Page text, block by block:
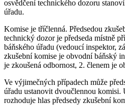
osvědčení technického dozoru
úřadu.
Komise je tříčlenná. Předsedou
technický dozor je předseda místně
báňského úřadu (vedoucí inspektor,
zkušební komise je obvodní báňský
je zkoušená odbornost, 2. členem je
Ve výjimečných případech může
úřadu ustanovit dvoučlennou
rozhoduje hlas předsedy zkušební